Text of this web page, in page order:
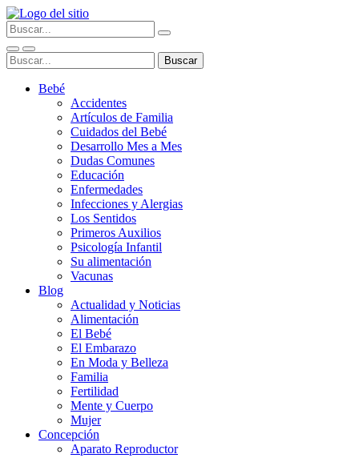
Bebé
Accidentes
Artículos de Familia
Cuidados del Bebé
Desarrollo Mes a Mes
Dudas Comunes
Educación
Enfermedades
Infecciones y Alergias
Los Sentidos
Primeros Auxilios
Psicología Infantil
Su alimentación
Vacunas
Blog
Actualidad y Noticias
Alimentación
El Bebé
El Embarazo
En Moda y Belleza
Familia
Fertilidad
Mente y Cuerpo
Mujer
Concepción
Aparato Reproductor